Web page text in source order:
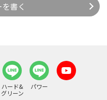
書く
ハード&
グリーン
パワー